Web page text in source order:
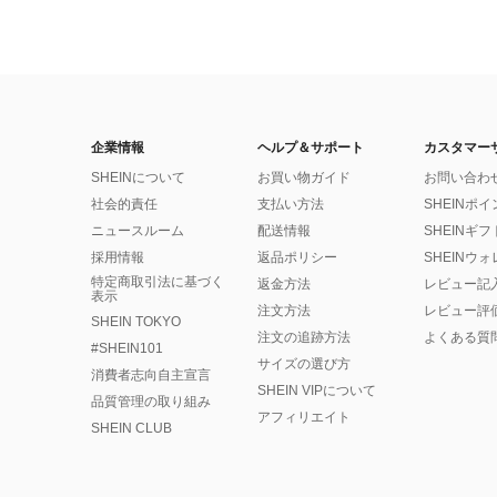
企業情報
SHEINについて
社会的責任
ニュースルーム
採用情報
特定商取引法に基づく
表示
SHEIN TOKYO
#SHEIN101
消費者志向自主宣言
品質管理の取り組み
SHEIN CLUB
ヘルプ＆サポート
お買い物ガイド
支払い方法
配送情報
返品ポリシー
返金方法
注文方法
注文の追跡方法
サイズの選び方
SHEIN VIPについて
アフィリエイト
カスタマー
お問い合わ
SHEINポイ
SHEINギフ
SHEINウォ
レビュー記
レビュー評
よくある質